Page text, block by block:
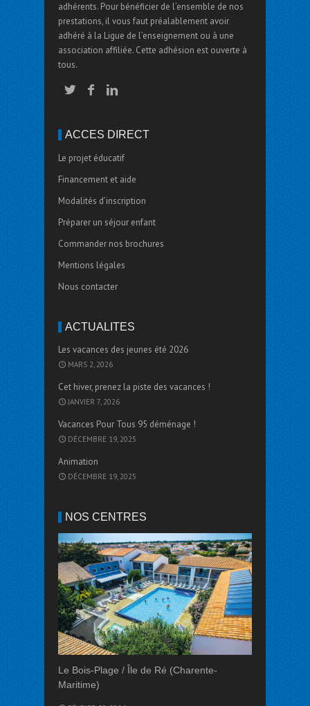
adhérents. Pour bénéficier de l’ensemble de nos
prestations, il vous faut préalablement avoir
adhéré à la Ligue de l’enseignement ou à une
association affiliée. Cette adhésion est ouverte à
tous.
ACCÈS DIRECT
Le projet éducatif
Financement et aide
Modalités d’inscription
Préparer un séjour enfant
Commander nos brochures
Mentions légales
Nous contacter
ACTUALITÉS
Les vacances des jeunes été 2026
MARS 2, 2026
Cet hiver, prenez la piste des vacances !
JANVIER 7, 2026
Vacances Pour Tous 95 déménage !
DÉCEMBRE 19, 2025
Animation
DÉCEMBRE 19, 2025
NOS CENTRES
Le Bois-Plage / Île de Ré (Charente-
Maritime)